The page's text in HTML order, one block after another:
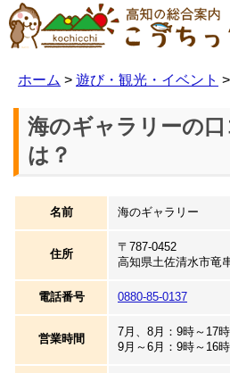
ホーム > 遊び・観光・イベント >
海のギャラリーの
は？
名前 海のギャラリー
住所
〒787-0452
高知県土佐清水市竜
電話番号 0880-85-0137
営業時間
7月、8月：9時～17時
9月～6月：9時～16時